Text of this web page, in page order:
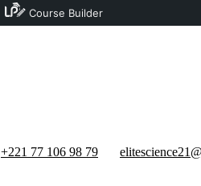
Course Builder
+221 77 106 98 79